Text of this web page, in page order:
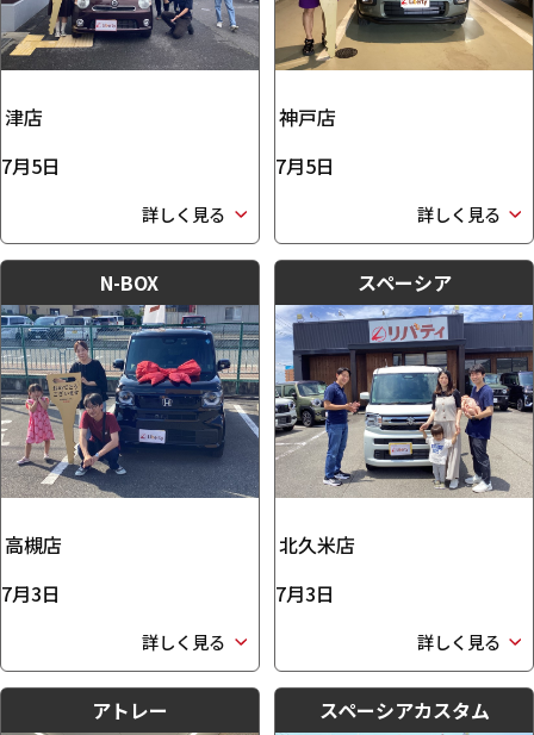
津店
7月5日
詳しく見る
神戸店
7月5日
詳しく見る
N-BOX
高槻店
7月3日
詳しく見る
スペーシア
北久米店
7月3日
詳しく見る
アトレー スペーシアカスタム